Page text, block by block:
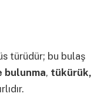
türüdür; bu bulaş
bulunma, tükürük,